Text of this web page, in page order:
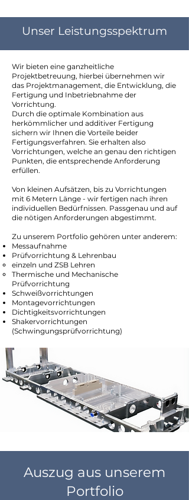
Unser Leistungsspektrum
Wir bieten eine ganzheitliche
Projektbetreuung, hierbei übernehmen wir
das Projektmanagement, die Entwicklung, die
Fertigung und Inbetriebnahme der
Vorrichtung.
Durch die optimale Kombination aus
herkömmlicher und additiver Fertigung
sichern wir Ihnen die Vorteile beider
Fertigungsverfahren. Sie erhalten also
Vorrichtungen, welche an genau den richtigen
Punkten, die entsprechende Anforderung
erfüllen.
Von kleinen Aufsätzen, bis zu Vorrichtungen
mit 6 Metern Länge - wir fertigen nach ihren
individuellen Bedürfnissen. Passgenau und auf
die nötigen Anforderungen abgestimmt.
Zu unserem Portfolio gehören unter anderem:
Messaufnahme
Prüfvorrichtung & Lehrenbau
einzeln und ZSB Lehren
Thermische und Mechanische
Prüfvorrichtung
Schweißvorrichtungen
Montagevorrichtungen
Dichtigkeitsvorrichtungen
Shakervorrichtungen
(Schwingungsprüfvorrichtung)
Auszug aus unserem
Portfolio